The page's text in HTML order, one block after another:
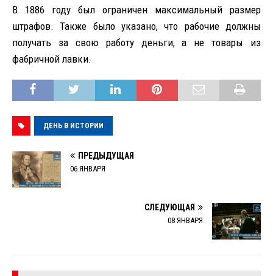
В 1886 году был ограничен максимальный размер
штрафов. Также было указано, что рабочие должны
получать за свою работу деньги, а не товары из
фабричной лавки.
ДЕНЬ В ИСТОРИИ
ПРЕДЫДУЩАЯ
06 ЯНВАРЯ
СЛЕДУЮЩАЯ
08 ЯНВАРЯ